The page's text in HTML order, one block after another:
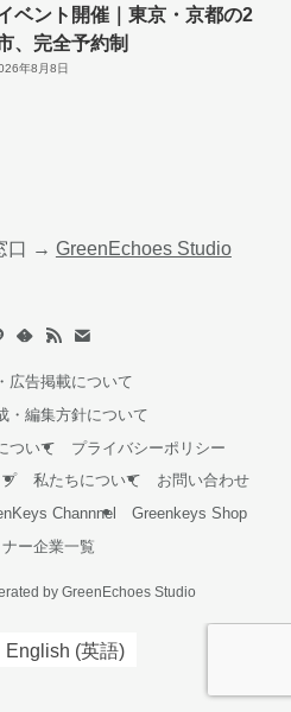
ベント開催｜東京・京都の2
、完全予約制
年8月8日
口 → GreenEchoes Studio
広告掲載について
・編集方針について
ついて
プライバシーポリシー
私たちについて
お問い合わせ
Channnel
Greenkeys Shop
ー企業一覧
by GreenEchoes Studio
English (英語)